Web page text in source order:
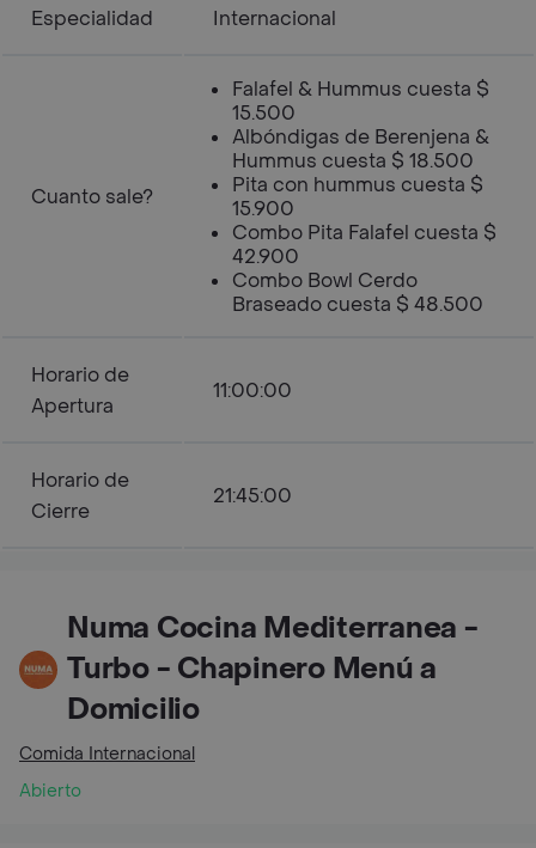
Especialidad Internacional
Cuanto sale?
Falafel & Hummus cuesta $
15.500
Albóndigas de Berenjena &
Hummus cuesta $ 18.500
Pita con hummus cuesta $
15.900
Combo Pita Falafel cuesta $
42.900
Combo Bowl Cerdo
Braseado cuesta $ 48.500
Horario de
Apertura
11:00:00
Horario de
Cierre
21:45:00
Numa Cocina Mediterranea -
Turbo - Chapinero Menú a
Domicilio
Comida Internacional
Abierto